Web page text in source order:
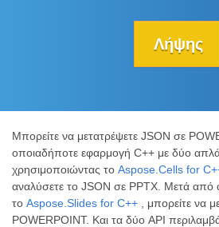
Λήψης
Μπορείτε να μετατρέψετε JSON σε
οποιαδήποτε εφαρμογή C++ με δύο
χρησιμοποιώντας το Aspose.Cells for
αναλύσετε το JSON σε PPTX. Μετά από
το Aspose.Slides for C++ , μπορείτε να
POWERPOINT. Και τα δύο API